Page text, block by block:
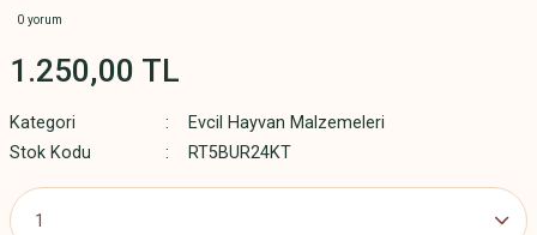
0 yorum
1.250,00 TL
Kategori
Evcil Hayvan Malzemeleri
Stok Kodu
RT5BUR24KT